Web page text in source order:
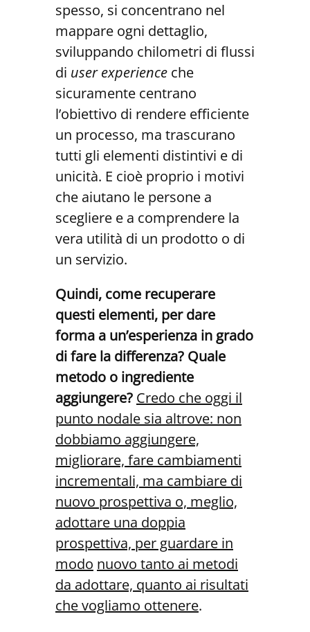
spesso, si concentrano nel
mappare ogni dettaglio,
sviluppando chilometri di flussi
di user experience che
sicuramente centrano
l’obiettivo di rendere efficiente
un processo, ma trascurano
tutti gli elementi distintivi e di
unicità. E cioè proprio i motivi
che aiutano le persone a
scegliere e a comprendere la
vera utilità di un prodotto o di
un servizio.
Quindi, come recuperare
questi elementi, per dare
forma a un’esperienza in grado
di fare la differenza? Quale
metodo o ingrediente
aggiungere? Credo che oggi il
punto nodale sia altrove: non
dobbiamo aggiungere,
migliorare, fare cambiamenti
incrementali, ma cambiare di
nuovo prospettiva o, meglio,
adottare una doppia
prospettiva, per guardare in
modo nuovo tanto ai metodi
da adottare, quanto ai risultati
che vogliamo ottenere.